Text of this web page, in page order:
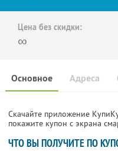
Цена без скидки:
∞
Основное Адреса
Скачайте приложение
покажите купон с экрана
ЧТО ВЫ ПОЛУЧИТЕ ПО